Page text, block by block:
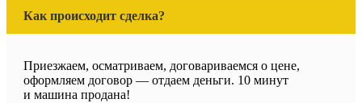
Как происходит сделка?
Приезжаем, осматриваем, договариваемся о цене,
оформляем договор — отдаем деньги. 10 минут
и машина продана!